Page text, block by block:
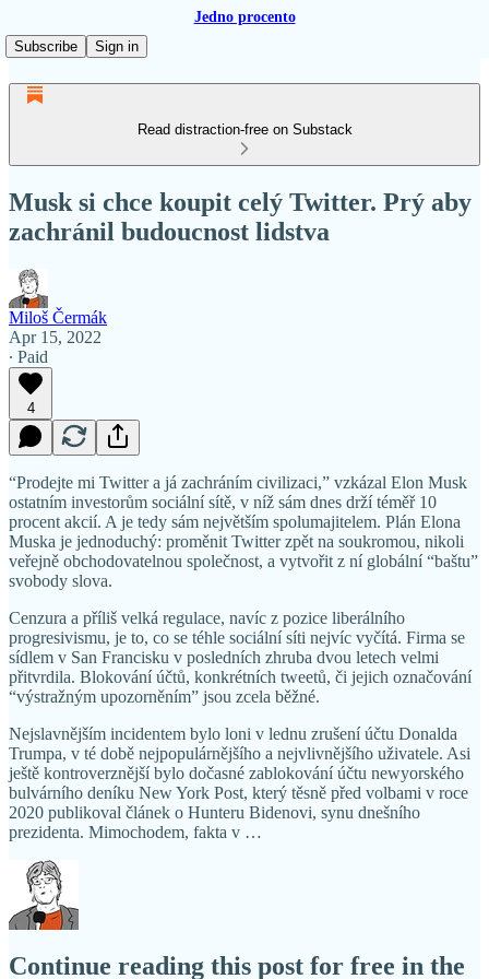
Jedno procento
Subscribe
Sign in
Read distraction-free on Substack
Musk si chce koupit celý Twitter. Prý aby
zachránil budoucnost lidstva
Miloš Čermák
Apr 15, 2022
∙ Paid
4
“Prodejte mi Twitter a já zachráním civilizaci,” vzkázal Elon Musk
ostatním investorům sociální sítě, v níž sám dnes drží téměř 10
procent akcií. A je tedy sám největším spolumajitelem. Plán Elona
Muska je jednoduchý: proměnit Twitter zpět na soukromou, nikoli
veřejně obchodovatelnou společnost, a vytvořit z ní globální “baštu”
svobody slova.
Cenzura a příliš velká regulace, navíc z pozice liberálního
progresivismu, je to, co se téhle sociální síti nejvíc vyčítá. Firma se
sídlem v San Francisku v posledních zhruba dvou letech velmi
přitvrdila. Blokování účtů, konkrétních tweetů, či jejich označování
“výstražným upozorněním” jsou zcela běžné.
Nejslavnějším incidentem bylo loni v lednu zrušení účtu Donalda
Trumpa, v té době nejpopulárnějšího a nejvlivnějšího uživatele. Asi
ještě kontroverznější bylo dočasné zablokování účtu newyorského
bulvárního deníku New York Post, který těsně před volbami v roce
2020 publikoval článek o Hunteru Bidenovi, synu dnešního
prezidenta. Mimochodem, fakta v …
Continue reading this post for free in the